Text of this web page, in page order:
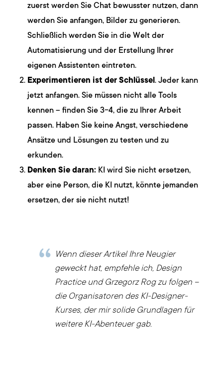
zuerst werden Sie Chat bewusster nutzen, dann
werden Sie anfangen, Bilder zu generieren.
Schließlich werden Sie in die Welt der
Automatisierung und der Erstellung Ihrer
eigenen Assistenten eintreten.
Experimentieren ist der Schlüssel. Jeder kann
jetzt anfangen. Sie müssen nicht alle Tools
kennen – finden Sie 3-4, die zu Ihrer Arbeit
passen. Haben Sie keine Angst, verschiedene
Ansätze und Lösungen zu testen und zu
erkunden.
Denken Sie daran: KI wird Sie nicht ersetzen,
aber eine Person, die KI nutzt, könnte jemanden
ersetzen, der sie nicht nutzt!
Wenn dieser Artikel Ihre Neugier
geweckt hat, empfehle ich, Design
Practice und Grzegorz Rog zu folgen –
die Organisatoren des KI-Designer-
Kurses, der mir solide Grundlagen für
weitere KI-Abenteuer gab.